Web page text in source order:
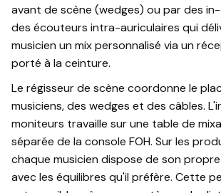
avant de scène (wedges) ou par des
des écouteurs intra-auriculaires qui
musicien un mix personnalisé via un
porté à la ceinture.
Le régisseur de scène coordonne le
musiciens, des wedges et des câbles.
moniteurs travaille sur une table de
séparée de la console FOH. Sur les
chaque musicien dispose de son
avec les équilibres qu'il préfère. Cette